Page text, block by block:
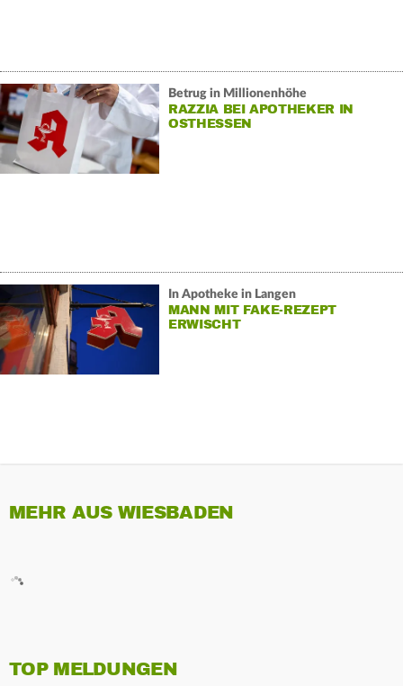
Betrug in Millionenhöhe
RAZZIA BEI APOTHEKER IN
OSTHESSEN
In Apotheke in Langen
MANN MIT FAKE-REZEPT
ERWISCHT
MEHR AUS WIESBADEN
TOP MELDUNGEN